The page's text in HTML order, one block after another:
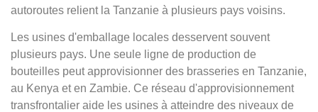
autoroutes relient la Tanzanie à plusieurs pays voisins.
Les usines d'emballage locales desservent souvent
plusieurs pays. Une seule ligne de production de
bouteilles peut approvisionner des brasseries en Tanzanie,
au Kenya et en Zambie. Ce réseau d'approvisionnement
transfrontalier aide les usines à atteindre des niveaux de